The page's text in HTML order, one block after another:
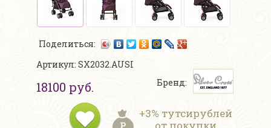
Поделиться:
Артикул: SX2032.AUSI
18100 руб. Бренд:
+3% тутсирублей